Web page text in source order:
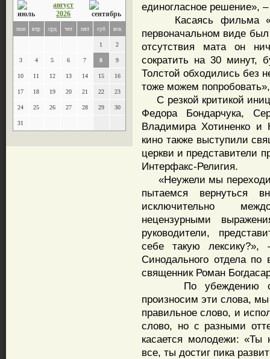
август
2026
пон втр срд чет пят суб вск
1 2
3 4 5 6 7 8 9
10 11 12 13 14 15 16
17 18 19 20 21 22 23
24 25 26 27 28 29 30
31
единогласное решение»,
Касаясь фильма
первоначальном виде
отсутствия мата он
сократить на 30 минут,
Толстой обходились без
тоже можем
С резкой критикой
Федора Бондарчука,
Владимира Хотиненко и
кино также выступили
церкви и представители
Интерфакс-Религия.
«Неужели мы
пытаемся вернуться
исключительно
нецензурными
руководители,
себе такую
Синодального отдела
священник Роман
По убеждению
произносим эти слова,
правильное слово, и
слово, но с разными
касается молодежи: «Ты
все, ты достиг пика